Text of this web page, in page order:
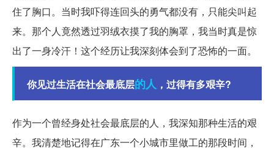
住了胸口。当时我吓得连回头的勇气都没有，只能尖叫起
来。那个人竟然透过羽绒衣摸了我的胸罩，我当时真是惊
出了一身冷汗！这个经历让我深刻体会到了恐怖的一面。
你见过生活在社会最底层的人 ，过得有多艰辛?
作为一个曾经身处社会最底层的人，我深知那种生活的艰
辛。我清楚地记得在广东一个小城市里做工的那段时间，